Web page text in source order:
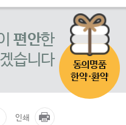
동의명품
한약·환약
편안한
습니다
인쇄